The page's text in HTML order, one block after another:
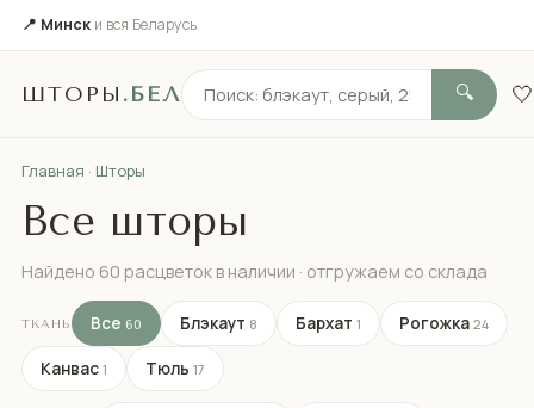
📍 Минск и вся Беларусь
ШТОРЫ .БЕЛ 🔍 🤍
Главная · Шторы
Все шторы
Найдено 60 расцветок в наличии · отгружаем со склада
ТКАНЬ Все 60 Блэкаут 8 Бархат 1 Рогожка 24
Канвас 1 Тюль 17